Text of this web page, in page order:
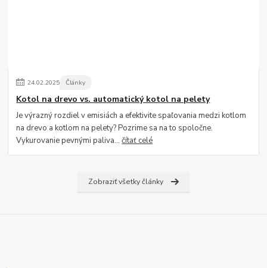
24.02.2025 Články
Kotol na drevo vs. automatický kotol na pelety
Je výrazný rozdiel v emisiách a efektivite spaľovania medzi kotlom
na drevo a kotlom na pelety? Pozrime sa na to spoločne.
Vykurovanie pevnými paliva...čítať celé
Zobraziť všetky články